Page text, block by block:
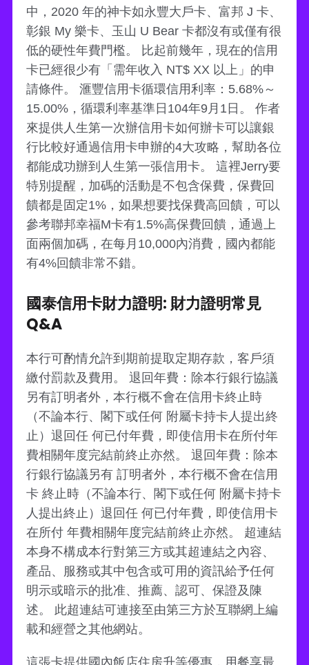
中，2020 年的神卡如永豐大戶卡、富邦 J 卡、
彰銀 My 樂卡、玉山 U Bear 卡都沒有或僅有很
低的硬性年費門檻。 比起前幾年，現在的信用
卡已經很少有「需年收入 NT$ XX 以上」的申
請條件。 滙豐信用卡循環信用利率：5.68%～
15.00%，循環利率基準日104年9月1日。 作者
來提供人生第一次辦信用卡如何辦卡可以讓銀
行比較好通過信用卡申辦的4大攻略，幫助各位
都能成功辦到人生第一張信用卡。 這裡Jerry要
特別提醒，加碼的活動是不包含保費，保費回
饋都是固定1%，如果想要找保費高回饋，可以
參考聯邦幸福M卡有1.5%高保費回饋，通過上
面兩個加碼，在每月10,000內消費，國內都能
有4%回饋非常不錯。
國泰信用卡財力證明: 財力證明常見
Q&A
本行可酌情允許到期前提取定期存款，客戶須
繳付罰款及費用。 退回年費：除本行銀行協議
另有訂明者外，本行概不會在信用卡終止時
（不論本行、閣下或任何 附屬卡持卡人提出終
止）退回任 何已付年費，即使信用卡在所付年
費相關年度完結前終止亦然。 退回年費：除本
行銀行協議另有 訂明者外，本行概不會在信用
卡 終止時（不論本行、閣下或任何 附屬卡持卡
人提出終止）退回任 何已付年費，即使信用卡
在所付 年費相關年度完結前終止亦然。 超連結
本身不構成本行對第三方或其超連結之內容、
產品、服務或其中包含或可用的資訊給予任何
明示或暗示的批准、推薦、認可、保證及陳
述。 此超連結可連接至由第三方於互聯網上編
載和經營之其他網站。
這張卡提供國內飯店住房升等優惠，用餐享最